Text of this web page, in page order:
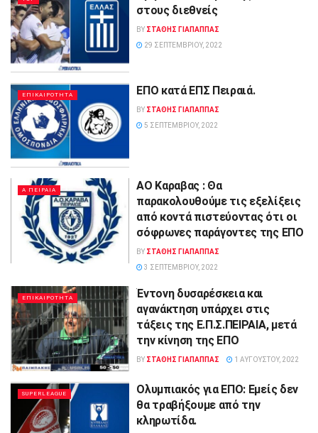
στους διεθνείς
BY ΣΤΑΘΗΣ ΓΊΑΠΑΠΠΑΣ
29 ΣΕΠΤΕΜΒΡΊΟΥ, 2022
ΕΠΙΚΑΙΡΟΤΗΤΑ ΕΠΟ κατά ΕΠΣ Πειραιά.
BY ΣΤΑΘΗΣ ΓΊΑΠΑΠΠΑΣ
5 ΣΕΠΤΕΜΒΡΊΟΥ, 2022
Α ΠΕΙΡΑΙΑ
ΑΟ Καραβας : Θα
παρακολουθούμε τις εξελίξεις
από κοντά πιστεύοντας ότι οι
σόφρωνες παράγοντες της ΕΠΟ
BY ΣΤΑΘΗΣ ΓΊΑΠΑΠΠΑΣ
3 ΣΕΠΤΕΜΒΡΊΟΥ, 2022
ΕΠΙΚΑΙΡΟΤΗΤΑ
Έντονη δυσαρέσκεια και
αγανάκτηση υπάρχει στις
τάξεις της Ε.Π.Σ.ΠΕΙΡΑΙΑ, μετά
την κίνηση της ΕΠΟ
BY ΣΤΑΘΗΣ ΓΊΑΠΑΠΠΑΣ 1 ΑΥΓΟΎΣΤΟΥ, 2022
SUPERLEAGUE
Ολυμπιακός για ΕΠΟ: Εμείς δεν
θα τραβήξουμε από την
κληρωτίδα.